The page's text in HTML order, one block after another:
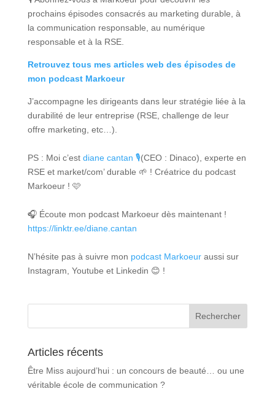
prochains épisodes consacrés au marketing durable, à
la communication responsable, au numérique
responsable et à la RSE.
Retrouvez tous mes articles web des épisodes de
mon podcast Markoeur
J’accompagne les dirigeants dans leur stratégie liée à la
durabilité de leur entreprise (RSE, challenge de leur
offre marketing, etc…).
PS : Moi c’est diane cantan 🎙(CEO : Dinaco), experte en
RSE et market/com’ durable 🌱 ! Créatrice du podcast
Markoeur ! 🩷
🎧 Écoute mon podcast Markoeur dès maintenant !
https://linktr.ee/diane.cantan
N’hésite pas à suivre mon podcast Markoeuraussi sur
Instagram, Youtube et Linkedin 😊 !
Articles récents
Être Miss aujourd’hui : un concours de beauté… ou une
véritable école de communication ?